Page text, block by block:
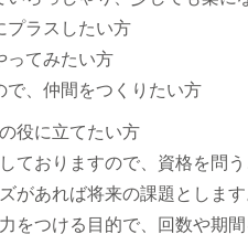
プラスしたい方
ってみたい方
で、仲間をつくりたい方
役に立てたい方
ておりますので、資格を問う
があれば将来の課題とします
をつける目的で、回数や期